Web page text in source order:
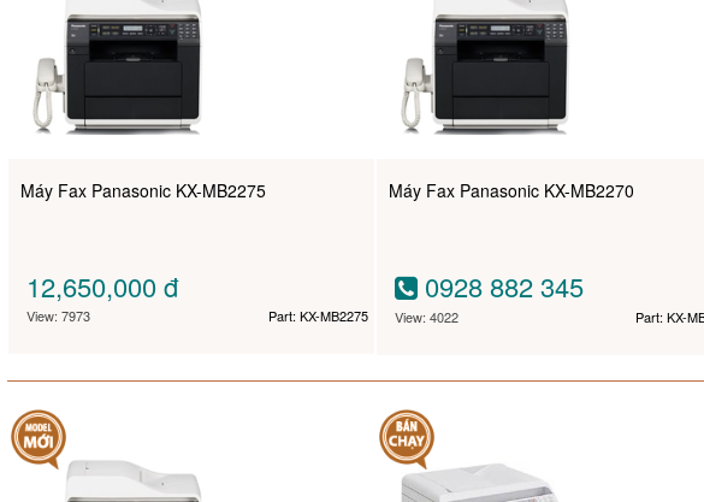
Máy Fax Panasonic KX-MB2275
12,650,000đ
View: 7973 Part: KX-MB2275
Máy Fax Panasonic KX-MB2270
0928 882 345
View: 4022 Part: KX-